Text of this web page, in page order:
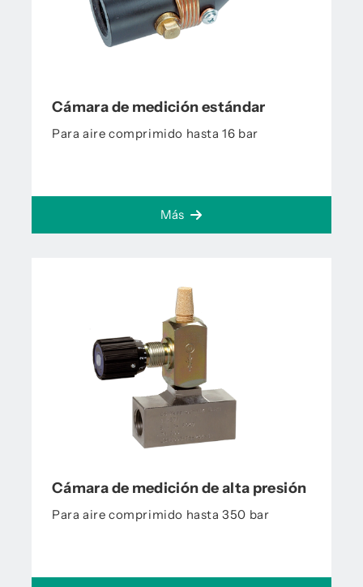
Cámara de medición estándar
Para aire comprimido hasta 16 bar
Más
Cámara de medición de alta presión
Para aire comprimido hasta 350 bar